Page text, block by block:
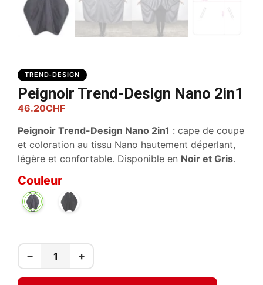
TREND-DESIGN
Peignoir Trend-Design Nano 2in1
46.20CHF
Peignoir Trend-Design Nano 2in1 : cape de coupe
et coloration au tissu Nano hautement déperlant,
légère et confortable. Disponible en Noir et Gris.
Couleur
GRIS NOIR
− +